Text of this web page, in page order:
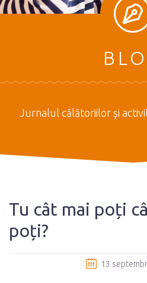
Jurnalul călătoriilor şi
Tu cât mai poți
poți?
13